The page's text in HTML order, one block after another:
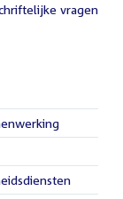
vragen